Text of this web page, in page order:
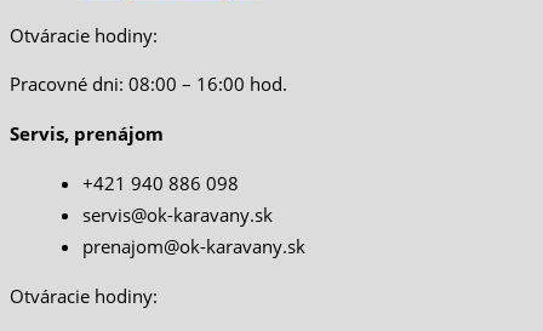
Otváracie hodiny:
Pracovné dni: 08:00 – 16:00 hod.
Servis, prenájom
+421 940 886 098
servis@ok-karavany.sk
prenajom@ok-karavany.sk
Otváracie hodiny: